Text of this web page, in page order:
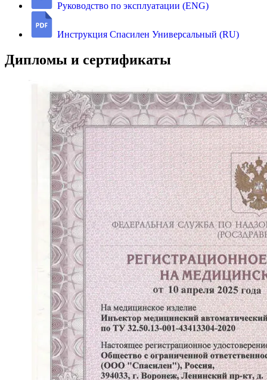
Руководство по эксплуатации (ENG)
Инструкция Спасилен Универсальный (RU)
Дипломы и сертификаты